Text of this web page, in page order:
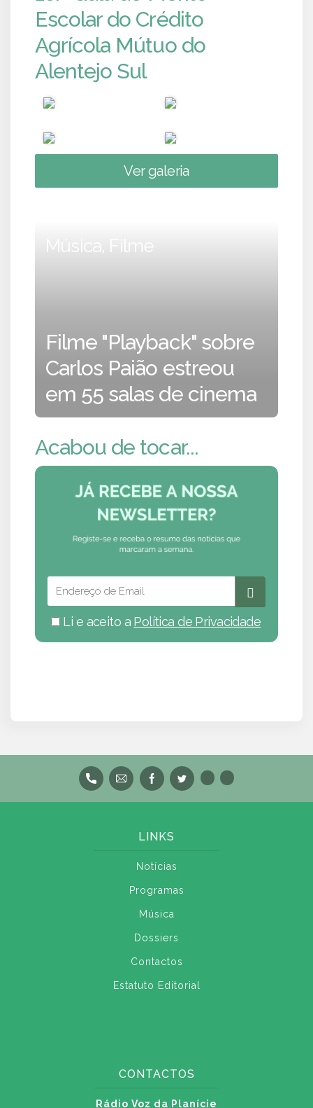
Escolar do Crédito
Agrícola Mútuo do
Alentejo Sul
Ver galeria
Música, Filme
Filme "Playback" sobre
Carlos Paião estreou
em 55 salas de cinema
Acabou de tocar...
Li e aceito a Política de Privacidade
LINKS
Notícias
Programas
Música
Dossiers
Contactos
Estatuto Editorial
CONTACTOS
Rádio Voz da Planície